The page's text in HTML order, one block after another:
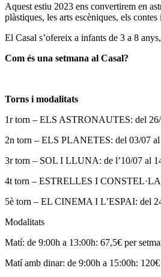
Aquest estiu 2023 ens convertirem en
plàstiques, les arts escèniques, els
El Casal s’ofereix a infants de 3 a 8
Com és una setmana al Casal?
Torns i modalitats
1r torn – ELS ASTRONAUTES: del
2n torn – ELS PLANETES: del 03/07
3r torn – SOL I LLUNA: de l’10/07 al
4t torn – ESTRELLES I
5è torn – EL CINEMA I L’ESPAI: del
Modalitats
Matí: de 9:00h a 13:00h: 67,5€ per
Matí amb dinar: de 9:00h a 15:00h: 120€